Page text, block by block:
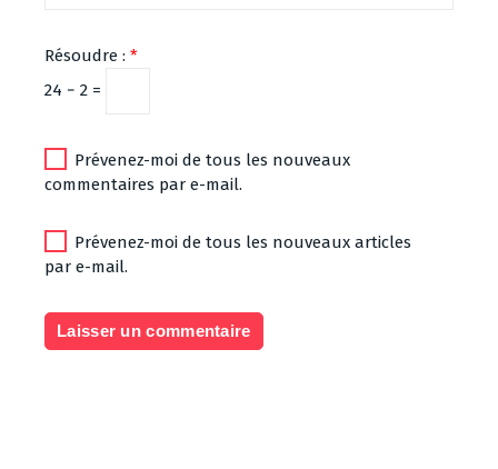
Résoudre : *
24 − 2 =
Prévenez-moi de tous les nouveaux
commentaires par e-mail.
Prévenez-moi de tous les nouveaux articles
par e-mail.